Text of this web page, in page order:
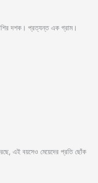
দশক। প্রত্যন্ত এক গ্রাম।
এই বয়সেও মেয়েদের প্রতি ছোঁক